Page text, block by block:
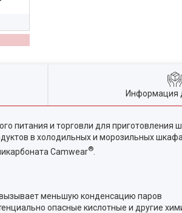
Информация
питания и торговли для приготовления
в холодильных и морозильных
Camwear®
меньшую конденсацию паров
опасные кислотные и другие